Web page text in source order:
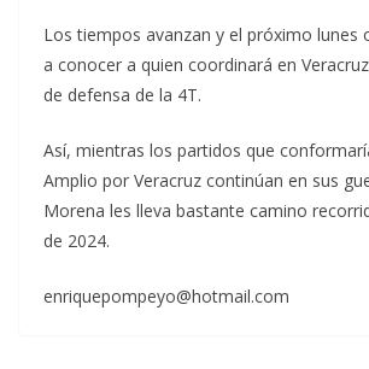
Los tiempos avanzan y el próximo lunes
a conocer a quien coordinará en
de defensa de la 4T.
Así, mientras los partidos que
Amplio por Veracruz continúan en sus
Morena les lleva bastante camino
de 2024.
enriquepompeyo@hotmail.com